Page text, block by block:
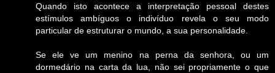
Quando isto acontece a interpretação pessoal destes
estímulos ambíguos o indivíduo revela o seu modo
particular de estruturar o mundo, a sua personalidade.
Se ele ve um menino na perna da senhora, ou um
dormedário na carta da lua, não sei propriamente o que